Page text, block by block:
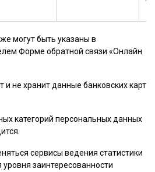
могут быть указаны в
Форме обратной связи «Онлайн
и не хранит данные банковских карт
категорий персональных данных
сервисы ведения статистики
заинтересованности